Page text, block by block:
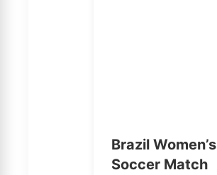
Brazil Women’s
Soccer Match